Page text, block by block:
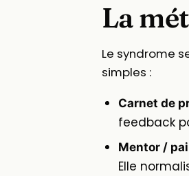
La
Le syndrome
simples :
Carnet de
feedback
Mentor /
Elle